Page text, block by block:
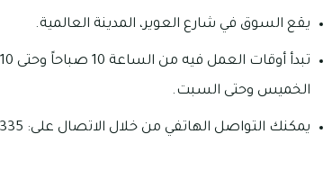
يقع السوق في شارع العوير، المدينة العالمية.
الخميس وحتى السبت.
يمكنك التواصل الهاتفي من خلال الاتصال على: 6254335 800